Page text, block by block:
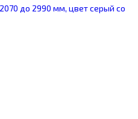
до 2990 мм, цвет серый со